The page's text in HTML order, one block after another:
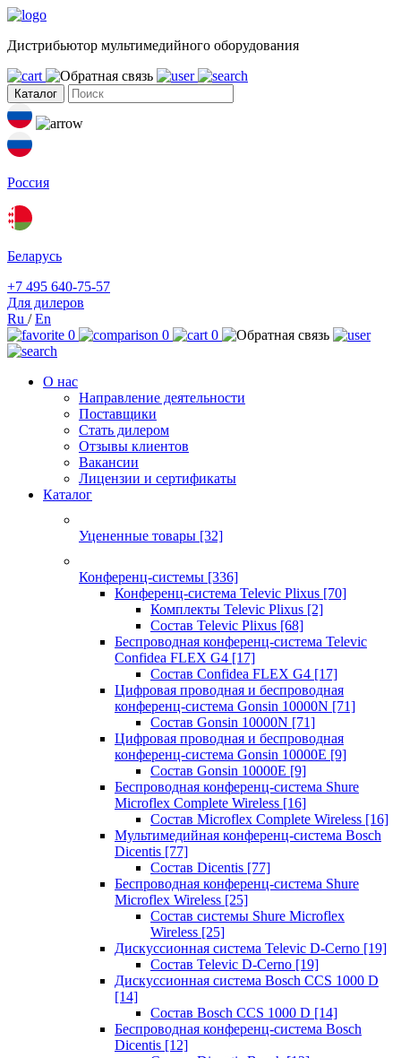
Дистрибьютор мультимедийного оборудования
Каталог
Россия
Беларусь
+7 495 640-75-57
Для дилеров
Ru /En
0
0 0
О нас
Направление деятельности
Поставщики
Стать дилером
Отзывы клиентов
Вакансии
Лицензии и сертификаты
Каталог
Уцененные товары [32]
Конференц-системы [336]
Конференц-система Televic Plixus [70]
Комплекты Televic Plixus [2]
Состав Televic Plixus [68]
Беспроводная конференц-система Televic
Confidea FLEX G4 [17]
Состав Confidea FLEX G4 [17]
Цифровая проводная и беспроводная
конференц-система Gonsin 10000N [71]
Состав Gonsin 10000N [71]
Цифровая проводная и беспроводная
конференц-система Gonsin 10000E [9]
Состав Gonsin 10000E [9]
Беспроводная конференц-система Shure
Microflex Complete Wireless [16]
Состав Microflex Complete Wireless [16]
Мультимедийная конференц-система Bosch
Dicentis [77]
Состав Dicentis [77]
Беспроводная конференц-система Shure
Microflex Wireless [25]
Состав системы Shure Microflex
Wireless [25]
Дискуссионная система Televic D-Cerno [19]
Состав Televic D-Cerno [19]
Дискуссионная система Bosch CCS 1000 D
[14]
Состав Bosch CCS 1000 D [14]
Беспроводная конференц-система Bosch
Dicentis [12]